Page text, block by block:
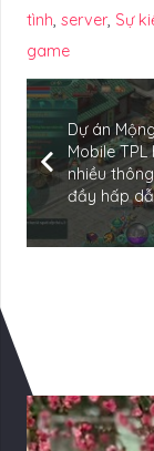
tình, server, Sự
game
Dự án
Mobile TPL
nhiều
đầy hấp